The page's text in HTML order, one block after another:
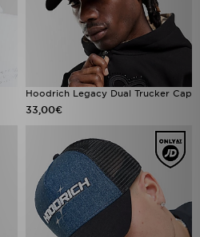
Hoodrich Legacy Dual Trucker Cap
33,00€